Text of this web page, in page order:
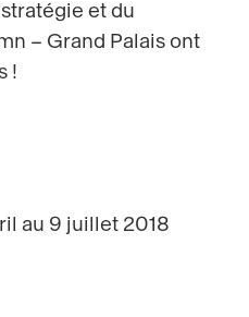
et du
– Grand Palais ont
!
au 9 juillet 2018